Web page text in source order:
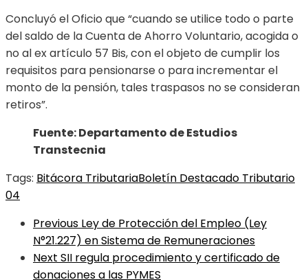
Concluyó el Oficio que “cuando se utilice todo o parte
del saldo de la Cuenta de Ahorro Voluntario, acogida o
no al ex artículo 57 Bis, con el objeto de cumplir los
requisitos para pensionarse o para incrementar el
monto de la pensión, tales traspasos no se consideran
retiros”.
Fuente: Departamento de Estudios
Transtecnia
Tags: Bitácora TributariaBoletín Destacado Tributario
04
Previous Ley de Protección del Empleo (Ley
N°21.227) en Sistema de Remuneraciones
Next SII regula procedimiento y certificado de
donaciones a las PYMES